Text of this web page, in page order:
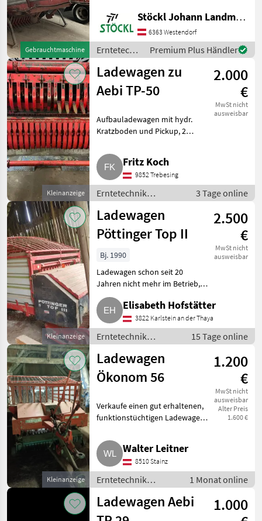
Krone
Mengele
Strautmann
Claas
Alle 35
anzeigen
MARKTPLATZ
Marktplatz Händlerangebote Kleinanzeigen
Gebrauchtmaschine
Stöckl Johann Landmaschinen GesmbH & Co KG
6363 Westendorf
Erntetechnik
Grünland /
Aebi
Premium Plus Händler
Kleinanzeige
Ladewagen zu
Aebi TP-50
2.000
€
MwSt nicht
ausweisbar
Aufbauladewagen mit hydr.
Kratzboden und Pickup, 2
Transporter. War auf einem TP-
50 mit kurzem Radstand.
Erntetechnik Grünland
Ladewagen
Fritz Koch
9852 Trebesing
Erntetechnik
Grünland /
Ladewagen
3 Tage online
Kleinanzeige
Ladewagen
Pöttinger Top II
2.500
€
MwSt nicht
ausweisbar
Bj. 1990
Ladewagen schon seit 20
Jahren nicht mehr im Betrieb,
wegen Viehbetriebaufgabe.
Stand immer in der Scheune.
Immer voll funktionsfähig.
Erntetechnik Grünland
Ladewage
Elisabeth Hofstätter
3822 Karlstein an der Thaya
Erntetechnik
Grünland /
Ladewagen
15 Tage online
Kleinanzeige
Ladewagen
Ökonom 56
1.200
€
MwSt nicht
ausweisbar
Alter Preis
1.600 €
Verkaufe einen gut erhaltenen,
funktionstüchtigen Ladewagen
hydr. Pickup, Lichtanlage,
immer unter Dach gestanden.
Länge: ca. 4, 20 m, mit
Walter Leitner
8510 Stainz
Erntetechnik
Grünland /
Ladewagen
1 Monat online
Ladewagen Aebi
1.000